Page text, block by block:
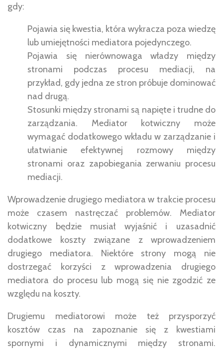
gdy:
Pojawia się kwestia, która wykracza poza wiedzę
lub umiejętności mediatora pojedynczego.
Pojawia się nierównowaga władzy między
stronami podczas procesu mediacji, na
przykład, gdy jedna ze stron próbuje dominować
nad drugą.
Stosunki między stronami są napięte i trudne do
zarządzania. Mediator kotwiczny może
wymagać dodatkowego wkładu w zarządzanie i
ułatwianie efektywnej rozmowy między
stronami oraz zapobiegania zerwaniu procesu
mediacji.
Wprowadzenie drugiego mediatora w trakcie procesu
może czasem nastręczać problemów. Mediator
kotwiczny będzie musiał wyjaśnić i uzasadnić
dodatkowe koszty związane z wprowadzeniem
drugiego mediatora. Niektóre strony mogą nie
dostrzegać korzyści z wprowadzenia drugiego
mediatora do procesu lub mogą się nie zgodzić ze
względu na koszty.
Drugiemu mediatorowi może też przysporzyć
kosztów czas na zapoznanie się z kwestiami
spornymi i dynamicznymi między stronami.